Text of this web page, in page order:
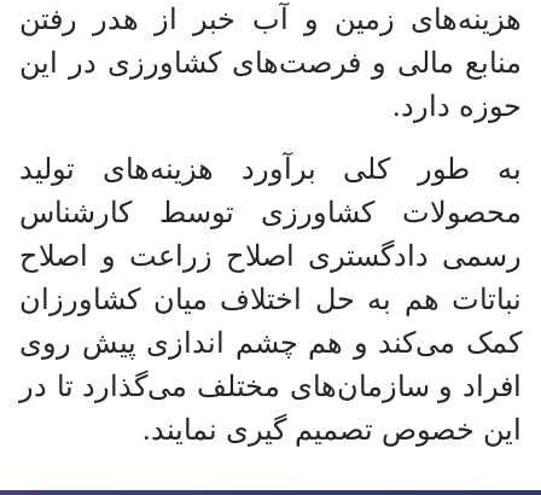
هزینه‌های زمین و آب خبر از هدر رفتن
منابع مالی و فرصت‌های کشاورزی در این
حوزه دارد.
به طور کلی برآورد هزینه‌های تولید
محصولات کشاورزی توسط کارشناس
رسمی دادگستری اصلاح زراعت و اصلاح
نباتات هم به حل اختلاف میان کشاورزان
کمک می‌کند و هم چشم اندازی پیش روی
افراد و سازمان‌های مختلف می‌گذارد تا در
این خصوص تصمیم گیری نمایند.